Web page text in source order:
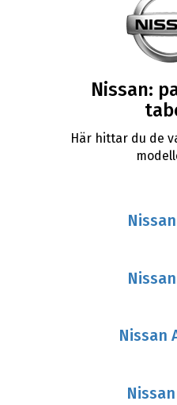
Nissan:
Här hittar du de
Nissan